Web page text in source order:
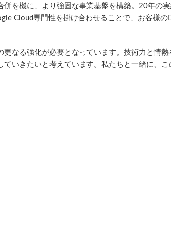
を機に、より強固な事業基盤を構築。20年の
Cloud専門性を掛け合わせることで、お客様の
なる強化が必要となっています。技術力と情熱
いきたいと考えています。私たちと一緒に、